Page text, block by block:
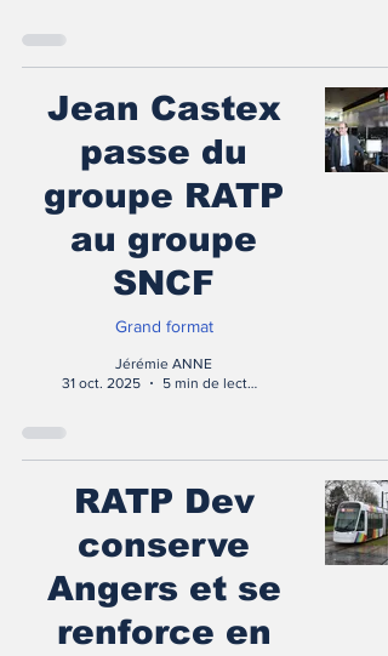
Jean Castex
passe du
groupe RATP
au groupe
SNCF
Grand format
Jérémie ANNE
31 oct. 2025
5 min de lecture
RATP Dev
conserve
Angers et se
renforce en